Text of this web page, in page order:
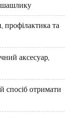
шашлику
та
аксесуар,
спосіб отримати